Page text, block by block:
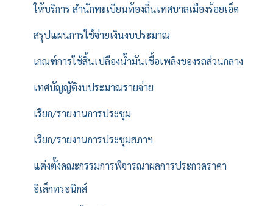
ให้บริการ สำนักทะเบียนท้องถิ่นเทศบาลเมืองร้อยเอ็ด
สรุปแผนการใช้จ่ายเงินงบประมาณ
เกณฑ์การใช้สิ้นเปลืองน้ำมันเชื้อเพลิงของรถส่วนกลาง
เทศบัญญัติงบประมาณรายจ่าย
เรียก/รายงานการประชุม
เรียก/รายงานการประชุมสภาฯ
แต่งตั้งคณะกรรมการพิจารณาผลการประกวดราคา
อิเล็กทรอนิกส์